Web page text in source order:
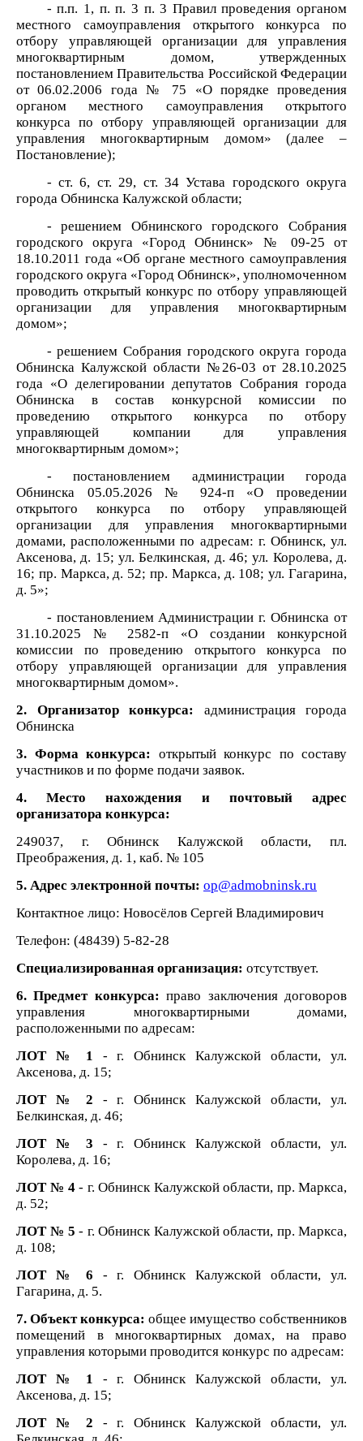
- п.п. 1, п. п. 3 п. 3 Правил проведения органом
местного самоуправления открытого конкурса по
отбору управляющей организации для управления
многоквартирным домом, утвержденных
постановлением Правительства Российской Федерации
от 06.02.2006 года № 75 «О порядке проведения
органом местного самоуправления открытого
конкурса по отбору управляющей организации для
управления многоквартирным домом» (далее –
Постановление);
- ст. 6, ст. 29, ст. 34 Устава городского округа
города Обнинска Калужской области;
- решением Обнинского городского Собрания
городского округа «Город Обнинск» № 09-25 от
18.10.2011 года «Об органе местного самоуправления
городского округа «Город Обнинск», уполномоченном
проводить открытый конкурс по отбору управляющей
организации для управления многоквартирным
домом»;
- решением Собрания городского округа города
Обнинска Калужской области №26-03 от 28.10.2025
года «О делегировании депутатов Собрания города
Обнинска в состав конкурсной комиссии по
проведению открытого конкурса по отбору
управляющей компании для управления
многоквартирным домом»;
-постановлением администрации города
Обнинска 05.05.2026 № 924-п «О проведении
открытого конкурса по отбору управляющей
организации для управления многоквартирными
домами, расположенными по адресам: г. Обнинск, ул.
Аксенова, д. 15; ул. Белкинская, д. 46; ул. Королева, д.
16; пр. Маркса, д. 52; пр. Маркса, д. 108; ул. Гагарина,
д. 5»;
- постановлением Администрации г. Обнинска от
31.10.2025 № 2582-п «О создании конкурсной
комиссии по проведению открытого конкурса по
отбору управляющей организации для управления
многоквартирным домом».
2. Организатор конкурса: администрация города
Обнинска
3. Форма конкурса: открытый конкурс по составу
участников и по форме подачи заявок.
4. Место нахождения и почтовый адрес
организатора конкурса:
249037, г. Обнинск Калужской области, пл.
Преображения, д. 1, каб. № 105
5. Адрес электронной почты: ор@admobninsk.ru
Контактное лицо: Новосёлов Сергей Владимирович
Телефон: (48439) 5-82-28
Специализированная организация: отсутствует.
6. Предмет конкурса:право заключения договоров
управления многоквартирными домами,
расположенными по адресам:
ЛОТ № 1 - г. Обнинск Калужской области, ул.
Аксенова, д. 15;
ЛОТ № 2 - г. Обнинск Калужской области, ул.
Белкинская, д. 46;
ЛОТ № 3 - г. Обнинск Калужской области, ул.
Королева, д. 16;
ЛОТ № 4 - г. Обнинск Калужской области, пр. Маркса,
д. 52;
ЛОТ № 5 - г. Обнинск Калужской области, пр. Маркса,
д. 108;
ЛОТ № 6 - г. Обнинск Калужской области, ул.
Гагарина, д. 5.
7. Объект конкурса: общее имущество собственников
помещений в многоквартирных домах, на право
управления которыми проводится конкурс по адресам:
ЛОТ № 1 - г. Обнинск Калужской области, ул.
Аксенова, д. 15;
ЛОТ № 2 - г. Обнинск Калужской области, ул.